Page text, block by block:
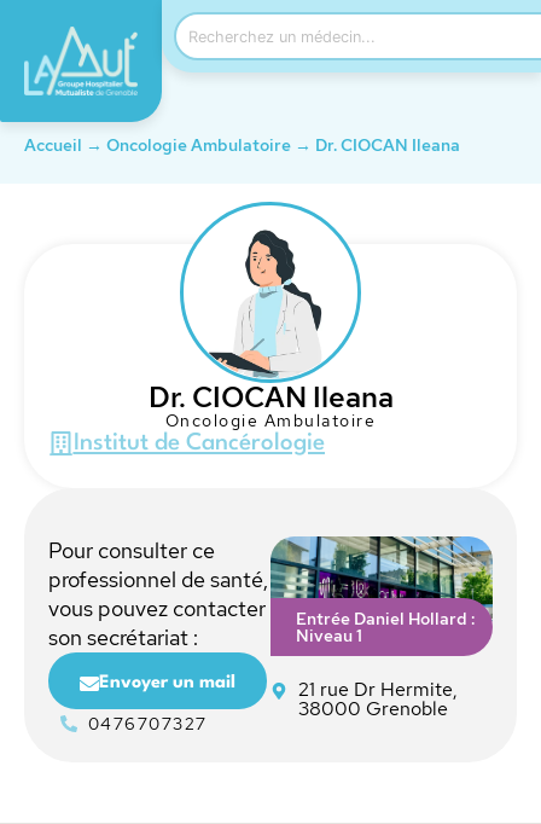
Accueil → Oncologie Ambulatoire → Dr. CIOCAN Ileana
Dr. CIOCAN Ileana
Oncologie Ambulatoire
Institut de Cancérologie
Pour consulter ce
professionnel de santé,
vous pouvez contacter
son secrétariat :
Envoyer un mail
0476707327
Entrée Daniel Hollard :
Niveau 1
21 rue Dr Hermite,
38000 Grenoble